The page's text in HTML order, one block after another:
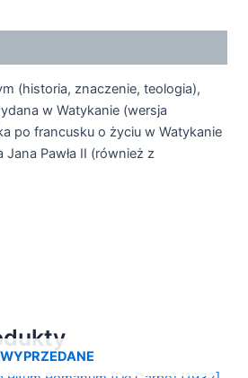
(historia, znaczenie, teologia),
w Watykanie (wersja
po francusku o życiu w Watykanie
Pawła II (również z
WYPRZEDANE